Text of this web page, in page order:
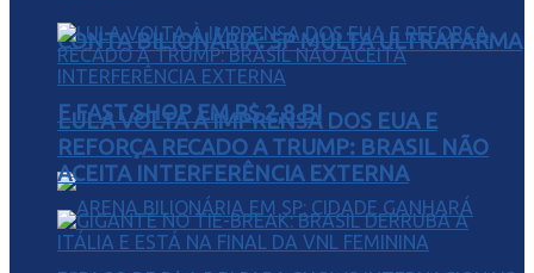
CONTA BILIONÁRIA: SP MULTA ULTRAFARMA
E FAST SHOP EM R$ 2,8 BI
LULA VOLTA À IMPRENSA DOS EUA E
REFORÇA RECADO A TRUMP: BRASIL NÃO
ACEITA INTERFERÊNCIA EXTERNA